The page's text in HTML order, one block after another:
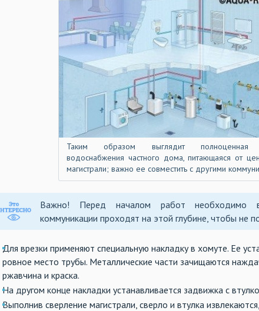
Таким образом выглядит полноценная
водоснабжения частного дома, питающаяся от
магистрали; важно ее совместить с другими
Важно! Перед началом работ необходимо
коммуникации проходят на этой глубине, чтобы не
Для врезки применяют специальную накладку в хомуте. Ее
ровное место трубы. Металлические части зачищаются
ржавчина и краска.
На другом конце накладки устанавливается задвижка с
Выполнив сверление магистрали, сверло и втулка